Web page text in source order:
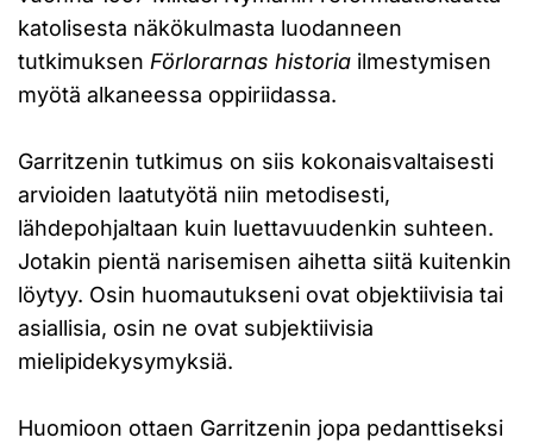
katolisesta näkökulmasta luodanneen
tutkimuksen Förlorarnas historia ilmestymisen
myötä alkaneessa oppiriidassa.
Garritzenin tutkimus on siis kokonaisvaltaisesti
arvioiden laatutyötä niin metodisesti,
lähdepohjaltaan kuin luettavuudenkin suhteen.
Jotakin pientä narisemisen aihetta siitä kuitenkin
löytyy. Osin huomautukseni ovat objektiivisia tai
asiallisia, osin ne ovat subjektiivisia
mielipidekysymyksiä.
Huomioon ottaen Garritzenin jopa pedanttiseksi